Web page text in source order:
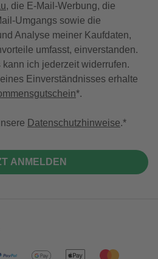
, die E-Mail-Werbung, die
Umgangs sowie die
Analyse meiner Kaufdaten,
umfasst, einverstanden.
ich jederzeit widerrufen.
Einverständnisses erhalte
*.
Datenschutzhinweise.
ANMELDEN